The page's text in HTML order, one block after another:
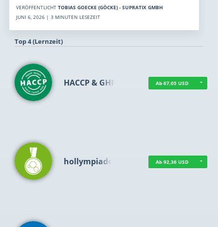
VERÖFFENTLICHT TOBIAS GOECKE (GÖCKE) - SUPRATIX GMBH
JUNI 6, 2026 | 3 MINUTEN LESEZEIT
Top 4 (Lernzeit)
HACCP & GHP Ab 67,05 USD
hollympiade Ab 92,36 USD